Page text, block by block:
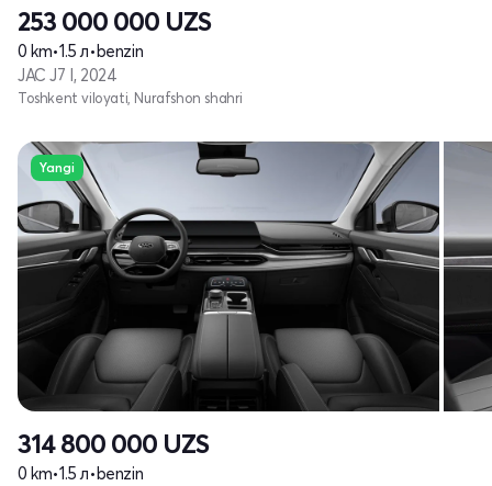
253 000 000 UZS
0 km•1.5 л•benzin
JAC J7 I, 2024
Toshkent viloyati, Nurafshon shahri
Yangi
314 800 000 UZS
0 km•1.5 л•benzin